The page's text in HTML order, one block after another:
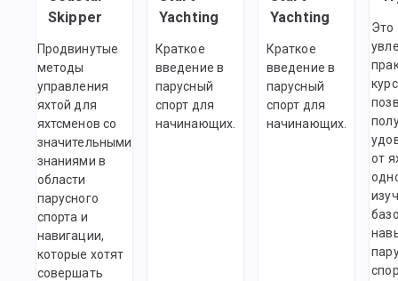
Skipper
Продвинутые
методы
управления
яхтой для
яхтсменов со
значительными
знаниями в
области
парусного
спорта и
навигации,
которые хотят
совершать
Yachting
Краткое
введение в
парусный
спорт для
начинающих.
Yachting
Краткое
введение в
парусный
спорт для
начинающих.
Это
от